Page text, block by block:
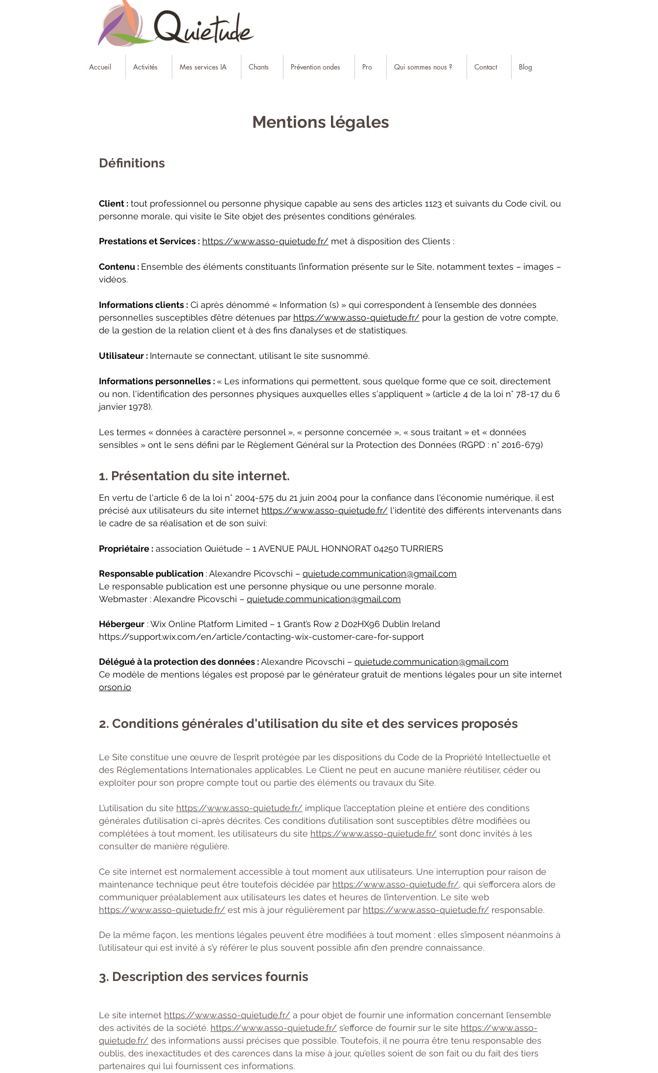
Accueil Activités Mes services IA Chants Prévention ondes Pro Qui sommes nous ? Contact Blog
Mentions légales
Définitions
Client : tout professionnel ou personne physique capable au sens des articles 1123 et suivants du Code civil, ou
personne morale, qui visite le Site objet des présentes conditions générales.
Prestations et Services : https://www.asso-quietude.fr/ met à disposition des Clients :
Contenu : Ensemble des éléments constituants l’information présente sur le Site, notamment textes – images –
vidéos.
Informations clients : Ci après dénommé « Information (s) » qui correspondent à l’ensemble des données
personnelles susceptibles d’être détenues par https://www.asso-quietude.fr/ pour la gestion de votre compte,
de la gestion de la relation client et à des fins d’analyses et de statistiques.
Utilisateur : Internaute se connectant, utilisant le site susnommé.
Informations personnelles :« Les informations qui permettent, sous quelque forme que ce soit, directement
ou non, l'identification des personnes physiques auxquelles elles s'appliquent » (article 4 de la loi n° 78-17 du 6
janvier 1978).
Les termes « données à caractère personnel », « personne concernée », « sous traitant » et « données
sensibles » ont le sens défini par le Règlement Général sur la Protection des Données (RGPD : n° 2016-679)
1. Présentation du site internet.
En vertu de l'article 6 de la loi n° 2004-575 du 21 juin 2004 pour la confiance dans l'économie numérique, il est
précisé aux utilisateurs du site internet https://www.asso-quietude.fr/ l'identité des différents intervenants dans
le cadre de sa réalisation et de son suivi:
Propriétaire : association Quiétude – 1 AVENUE PAUL HONNORAT 04250 TURRIERS
Responsable publication : Alexandre Picovschi – quietude.communication@gmail.com
Le responsable publication est une personne physique ou une personne morale.
Webmaster : Alexandre Picovschi – quietude.communication@gmail.com
Hébergeur : Wix Online Platform Limited – 1 Grant’s Row 2 D02HX96 Dublin Ireland
https://support.wix.com/en/article/contacting-wix-customer-care-for-support
Délégué à la protection des données :Alexandre Picovschi – quietude.communication@gmail.com
Ce modèle de mentions légales est proposé par le générateur gratuit de mentions légales pour un site internet
orson.io
2. Conditions générales d'utilisation du site et des services proposés
Le Site constitue une œuvre de l’esprit protégée par les dispositions du Code de la Propriété Intellectuelle et
des Réglementations Internationales applicables. Le Client ne peut en aucune manière réutiliser, céder ou
exploiter pour son propre compte tout ou partie des éléments ou travaux du Site.
L’utilisation du site https://www.asso-quietude.fr/ implique l’acceptation pleine et entière des conditions
générales d’utilisation ci-après décrites. Ces conditions d’utilisation sont susceptibles d’être modifiées ou
complétées à tout moment, les utilisateurs du site https://www.asso-quietude.fr/ sont donc invités à les
consulter de manière régulière.
Ce site internet est normalement accessible à tout moment aux utilisateurs. Une interruption pour raison de
maintenance technique peut être toutefois décidée par https://www.asso-quietude.fr/, qui s’efforcera alors de
communiquer préalablement aux utilisateurs les dates et heures de l’intervention. Le site web
https://www.asso-quietude.fr/ est mis à jour régulièrement par https://www.asso-quietude.fr/ responsable.
De la même façon, les mentions légales peuvent être modifiées à tout moment : elles s’imposent néanmoins à
l’utilisateur qui est invité à s’y référer le plus souvent possible afin d’en prendre connaissance.
3. Description des services fournis
Le site internet https://www.asso-quietude.fr/ a pour objet de fournir une information concernant l’ensemble
des activités de la société. https://www.asso-quietude.fr/ s’efforce de fournir sur le site https://www.asso-
quietude.fr/ des informations aussi précises que possible. Toutefois, il ne pourra être tenu responsable des
oublis, des inexactitudes et des carences dans la mise à jour, qu’elles soient de son fait ou du fait des tiers
partenaires qui lui fournissent ces informations.